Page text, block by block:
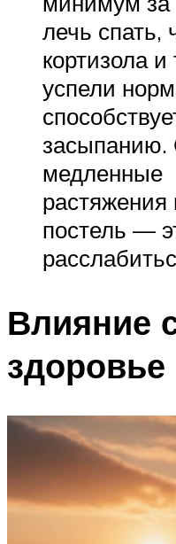
лечь спать,
кортизола
успели
засыпанию.
медленные
растяжения
постель —
Влияние
здоровье